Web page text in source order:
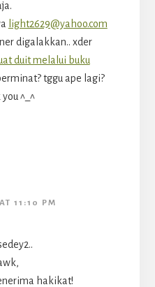
light2629@yahoo.com
digalakkan.. xder
duit melalui buku
tggu ape lagi?
^_^
11:10 PM
hakikat!